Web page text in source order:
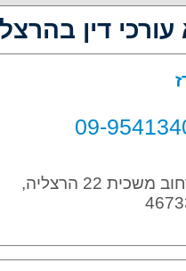
דין
09-
רחוב משכית 22 הרצליה,